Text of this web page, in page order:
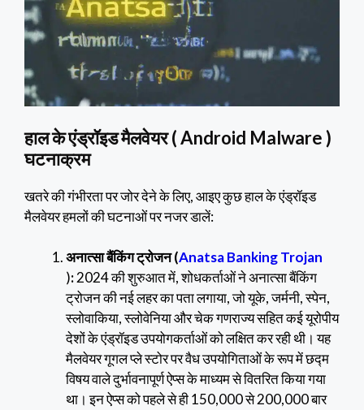
हाल के एंड्रॉइड मैलवेयर ( Android Malware )
घटनाक्रम
खतरे की गंभीरता पर जोर देने के लिए, आइए कुछ हाल के एंड्रॉइड
मैलवेयर हमलों की घटनाओं पर नजर डालें:
अनात्सा बैंकिंग ट्रोजन (Anatsa Banking Trojan
):2024 की शुरुआत में, शोधकर्ताओं ने अनात्सा बैंकिंग
ट्रोजन की नई लहर का पता लगाया, जो यूके, जर्मनी, स्पेन,
स्लोवाकिया, स्लोवेनिया और चेक गणराज्य सहित कई यूरोपीय
देशों के एंड्रॉइड उपयोगकर्ताओं को लक्षित कर रही थी। यह
मैलवेयर गूगल प्ले स्टोर पर वैध उपयोगिताओं के रूप में छद्म
विषय वाले दुर्भावनापूर्ण ऐप्स के माध्यम से वितरित किया गया
था। इन ऐप्स को पहले से ही 150,000 से 200,000 बार